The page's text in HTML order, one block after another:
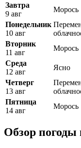
Завтра
9 авг
Морось
Понедельник
10 авг
Вторник
11 авг
Морось
Среда
12 авг
Ясно
Четверг
13 авг
Пятница
14 авг
Морось
Обзор погоды